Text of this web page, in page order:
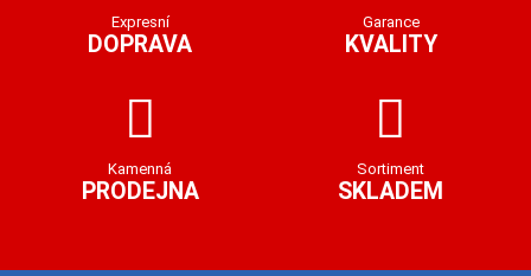
Expresní
DOPRAVA
Garance
KVALITY
Kamenná
PRODEJNA
Sortiment
SKLADEM